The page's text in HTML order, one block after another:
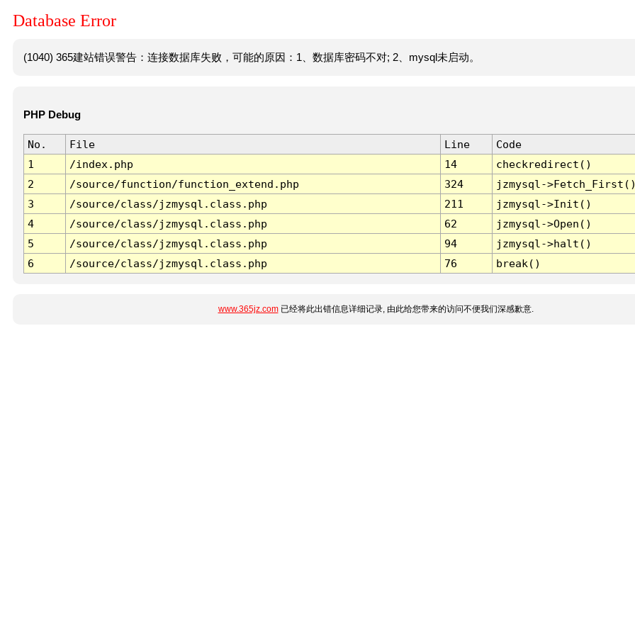
Database Error
(1040) 365建站错误警告：连接数据库失败，可能的原因：1、数据库密码不对; 2、mysql未启动。
PHP Debug
No. File Line
Code
1
/index.php 14
checkredirect()
2
/source/function/function_extend.php 324
jzmysql-
3
/source/class/jzmysql.class.php 211
jzmysql->Init()
4
/source/class/jzmysql.class.php 62
jzmysql->Open()
5
/source/class/jzmysql.class.php 94
jzmysql->halt()
6
/source/class/jzmysql.class.php 76 break()
www.365jz.com已经将此出错信息详细记录, 由此给您带来的访问不便我们深感歉意.